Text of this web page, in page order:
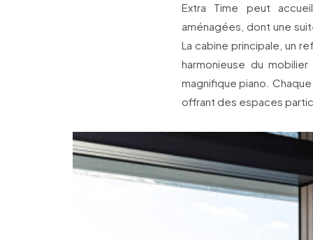
Extra Time peut
aménagées, dont une
La cabine principale, un
harmonieuse du
magnifique piano.
offrant des espaces